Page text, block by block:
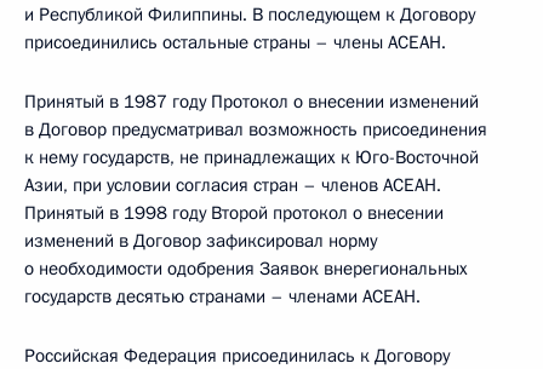
и Республикой Филиппины. В последующем к Договору
присоединились остальные страны – члены АСЕАН.
Принятый в 1987 году Протокол о внесении изменений
в Договор предусматривал возможность присоединения
к нему государств, не принадлежащих к Юго-Восточной
Азии, при условии согласия стран – членов АСЕАН.
Принятый в 1998 году Второй протокол о внесении
изменений в Договор зафиксировал норму
о необходимости одобрения Заявок внерегиональных
государств десятью странами – членами АСЕАН.
Российская Федерация присоединилась к Договору